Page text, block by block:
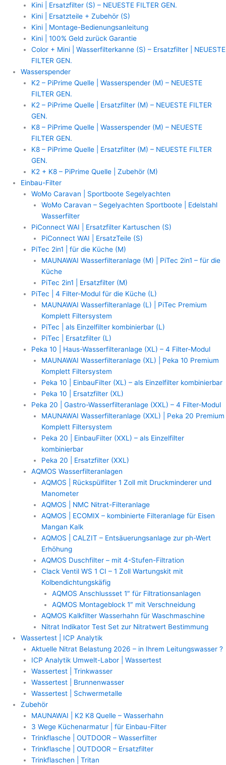
Kini | Ersatzfilter (S) – NEUESTE FILTER GEN.
Kini | Ersatzteile + Zubehör (S)
Kini | Montage-Bedienungsanleitung
Kini | 100% Geld zurück Garantie
Color + Mini | Wasserfilterkanne (S) – Ersatzfilter | NEUESTE
FILTER GEN.
Wasserspender
K2 – PiPrime Quelle | Wasserspender (M) – NEUESTE
FILTER GEN.
K2 – PiPrime Quelle | Ersatzfilter (M) – NEUESTE FILTER
GEN.
K8 – PiPrime Quelle | Wasserspender (M) – NEUESTE
FILTER GEN.
K8 – PiPrime Quelle | Ersatzfilter (M) – NEUESTE FILTER
GEN.
K2 + K8 – PiPrime Quelle | Zubehör (M)
Einbau-Filter
WoMo Caravan | Sportboote Segelyachten
WoMo Caravan – Segelyachten Sportboote | Edelstahl
Wasserfilter
PiConnect WAI | Ersatzfilter Kartuschen (S)
PiConnect WAI | ErsatzTeile (S)
PiTec 2in1 | für die Küche (M)
MAUNAWAI Wasserfilteranlage (M) | PiTec 2in1 – für die
Küche
PiTec 2in1 | Ersatzfilter (M)
PiTec | 4 Filter-Modul für die Küche (L)
MAUNAWAI Wasserfilteranlage (L) | PiTec Premium
Komplett Filtersystem
PiTec | als Einzelfilter kombinierbar (L)
PiTec | Ersatzfilter (L)
Peka 10 | Haus-Wasserfilteranlage (XL) – 4 Filter-Modul
MAUNAWAI Wasserfilteranlage (XL) | Peka 10 Premium
Komplett Filtersystem
Peka 10 | EinbauFilter (XL) – als Einzelfilter kombinierbar
Peka 10 | Ersatzfilter (XL)
Peka 20 | Gastro-Wasserfilteranlage (XXL) – 4 Filter-Modul
MAUNAWAI Wasserfilteranlage (XXL) | Peka 20 Premium
Komplett Filtersystem
Peka 20 | EinbauFilter (XXL) – als Einzelfilter
kombinierbar
Peka 20 | Ersatzfilter (XXL)
AQMOS Wasserfilteranlagen
AQMOS | Rückspülfilter 1 Zoll mit Druckminderer und
Manometer
AQMOS | NMC Nitrat-Filteranlage
AQMOS | ECOMIX – kombinierte Filteranlage für Eisen
Mangan Kalk
AQMOS | CALZIT – Entsäuerungsanlage zur ph-Wert
Erhöhung
AQMOS Duschfilter – mit 4-Stufen-Filtration
Clack Ventil WS 1 CI – 1 Zoll Wartungskit mit
Kolbendichtungskäfig
AQMOS Anschlussset 1″ für Filtrationsanlagen
AQMOS Montageblock 1″ mit Verschneidung
AQMOS Kalkfilter Wasserhahn für Waschmaschine
Nitrat Indikator Test Set zur Nitratwert Bestimmung
Wassertest | ICP Analytik
Aktuelle Nitrat Belastung 2026 – in Ihrem Leitungswasser ?
ICP Analytik Umwelt-Labor | Wassertest
Wassertest | Trinkwasser
Wassertest | Brunnenwasser
Wassertest | Schwermetalle
Zubehör
MAUNAWAI | K2 K8 Quelle – Wasserhahn
3 Wege Küchenarmatur | für Einbau-Filter
Trinkflasche | OUTDOOR – Wasserfilter
Trinkflasche | OUTDOOR – Ersatzfilter
Trinkflaschen | Tritan